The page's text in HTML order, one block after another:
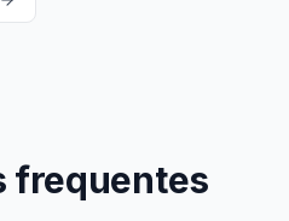
frequentes